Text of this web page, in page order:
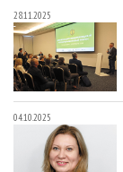
28.11.2025
04.10.2025